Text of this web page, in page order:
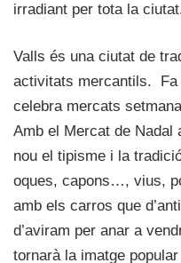
irradiant per tota la
Valls és una ciutat de
activitats mercantils. Fa
celebra mercats
Amb el Mercat de Nadal
nou el tipisme i la
oques, capons…, vius,
amb els carros que
d’aviram per anar a
tornarà la imatge